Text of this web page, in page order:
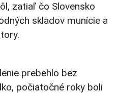
zatiaľ čo Slovensko
skladov munície a
prebehlo bez
počiatočné roky boli